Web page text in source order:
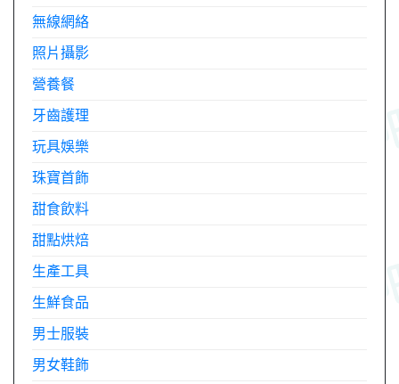
無線網絡
照片攝影
營養餐
牙齒護理
玩具娛樂
珠寶首飾
甜食飲料
甜點烘焙
生產工具
生鮮食品
男士服裝
男女鞋飾